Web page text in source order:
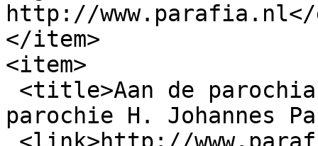
http://www.parafia.nl</
</item>
<item>
parochie H. Johannes